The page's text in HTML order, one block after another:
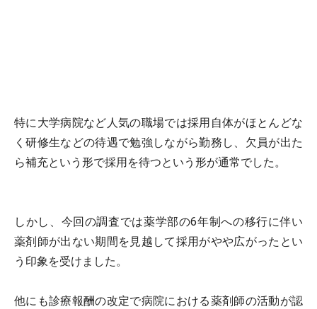
特に大学病院など人気の職場では採用自体がほとんどな
く研修生などの待遇で勉強しながら勤務し、欠員が出た
ら補充という形で採用を待つという形が通常でした。
しかし、今回の調査では薬学部の6年制への移行に伴い
薬剤師が出ない期間を見越して採用がやや広がったとい
う印象を受けました。
他にも診療報酬の改定で病院における薬剤師の活動が認